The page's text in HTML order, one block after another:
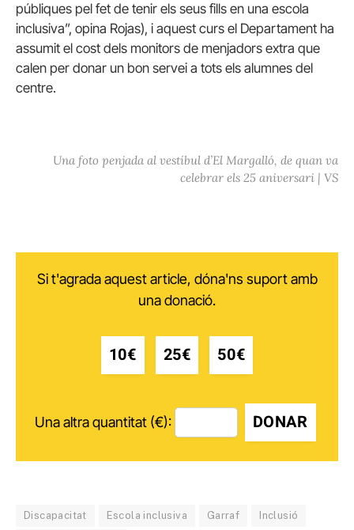
públiques pel fet de tenir els seus fills en una escola
inclusiva”, opina Rojas), i aquest curs el Departament ha
assumit el cost dels monitors de menjadors extra que
calen per donar un bon servei a tots els alumnes del
centre.
Una foto penjada al vestíbul d’El Margalló, de quan va
celebrar els 25 aniversari | VS
Si t'agrada aquest article, dóna'ns suport amb
una donació.
10€ 25€ 50€
Una altra quantitat (€): DONAR
Discapacitat Escola inclusiva Garraf Inclusió